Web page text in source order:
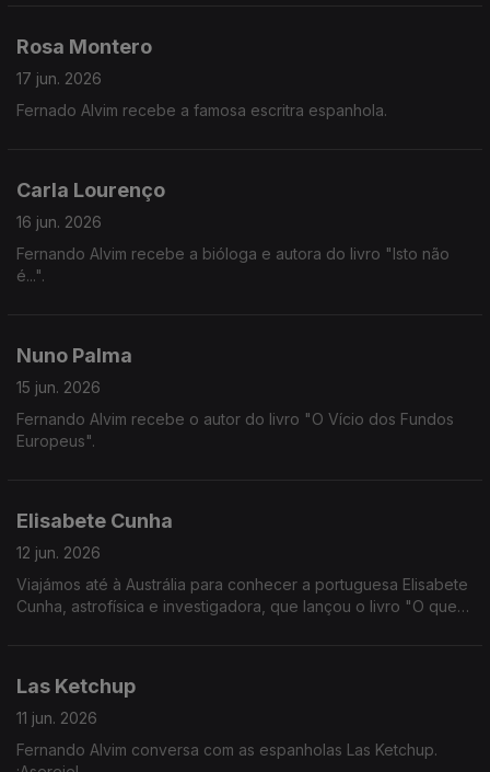
Rosa Montero
17 jun. 2026
Fernado Alvim recebe a famosa escritra espanhola.
Carla Lourenço
16 jun. 2026
Fernando Alvim recebe a bióloga e autora do livro "Isto não
é...".
Nuno Palma
15 jun. 2026
Fernando Alvim recebe o autor do livro "O Vício dos Fundos
Europeus".
Elisabete Cunha
12 jun. 2026
Viajámos até à Austrália para conhecer a portuguesa Elisabete
Cunha, astrofísica e investigadora, que lançou o livro "O que
Las Ketchup
11 jun. 2026
Fernando Alvim conversa com as espanholas Las Ketchup.